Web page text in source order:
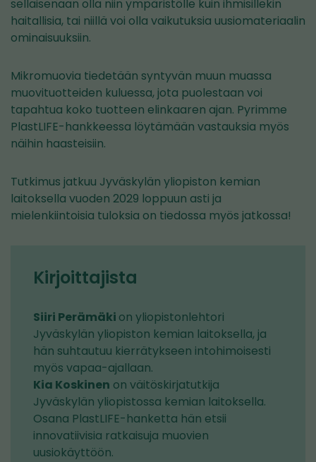
sellaisenaan olla niin ympäristölle kuin ihmisillekin
haitallisia, tai niillä voi olla vaikutuksia uusiomateriaalin
ominaisuuksiin.
Mikromuovia tiedetään syntyvän muun muassa
muovituotteiden kuluessa, jota puolestaan voi
tapahtua koko tuotteen elinkaaren ajan. Pyrimme
PlastLIFE-hankkeessa löytämään vastauksia myös
näihin haasteisiin.
Tutkimus jatkuu Jyväskylän yliopiston kemian
laitoksella vuoden 2029 loppuun asti ja
mielenkiintoisia tuloksia on tiedossa myös jatkossa!
Kirjoittajista
Siiri Perämäki on yliopistonlehtori
Jyväskylän yliopiston kemian laitoksella, ja
hän suhtautuu kierrätykseen intohimoisesti
myös vapaa-ajallaan.
Kia Koskinen on väitöskirjatutkija
Jyväskylän yliopistossa kemian laitoksella.
Osana PlastLIFE-hanketta hän etsii
innovatiivisia ratkaisuja muovien
uusiokäyttöön.